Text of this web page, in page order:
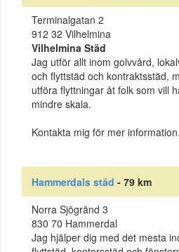
Terminalgatan 2
912 32 Vilhelmina
Vilhelmina Städ
Jag utför allt inom golvvård,
och flyttstäd och kontraktsstäd,
utföra flyttningar åt folk som vill
mindre skala.
Kontakta mig för mer information.
Hammerdals städ - 79 km
Norra Sjögränd 3
830 70 Hammerdal
Jag hjälper dig med det mesta